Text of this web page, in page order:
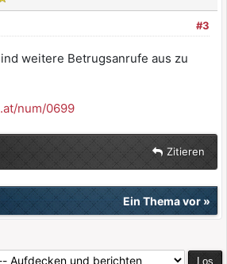
#3
weitere Betrugsanrufe aus zu
num/0699
Zitieren
Ein Thema vor»